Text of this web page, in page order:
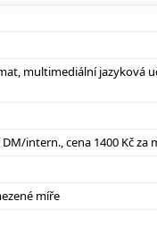
multimediální jazyková
intern., cena 1400 Kč za
míře